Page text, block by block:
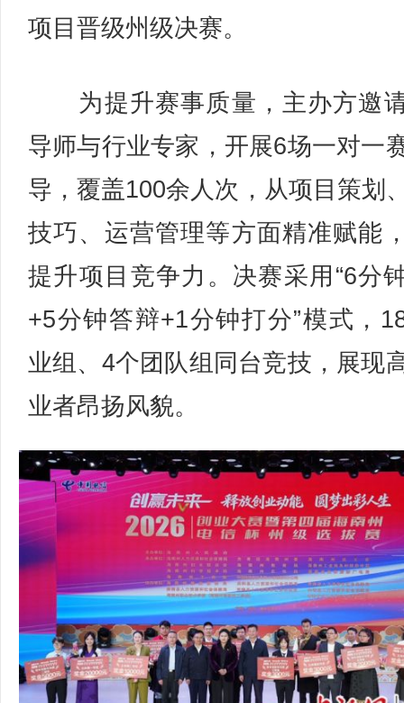
项目晋级州级决赛。
为提升赛事质量，主办方邀
导师与行业专家，开展6场一对一
导，覆盖100余人次，从项目策划
技巧、运营管理等方面精准赋能
提升项目竞争力。决赛采用“6分
+5分钟答辩+1分钟打分”模式，
业组、4个团队组同台竞技，展现
业者昂扬风貌。